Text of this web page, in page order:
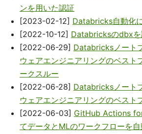
ンを用いた認証
[2023-02-12] Databricks自動化
[2022-10-12] Databricksのdbxを
[2022-06-29] Databricksノート
ウェアエンジニアリングのベスト
ークスルー
[2022-06-28] Databricksノート
ウェアエンジニアリングのベスト
[2022-06-03] GitHub Actions
てデータとMLのワークフローを自